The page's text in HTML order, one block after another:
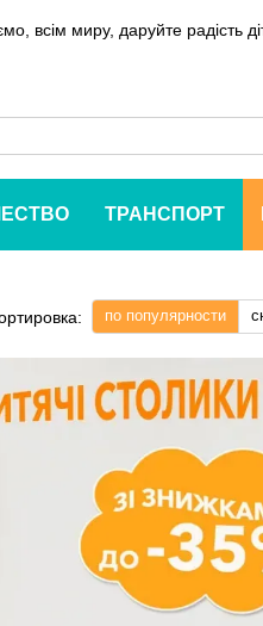
всім миру, даруйте радість
ТРАНСПОРТ
по популярности